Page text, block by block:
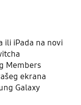
ili iPada na novi
Members
ekrana
Galaxy